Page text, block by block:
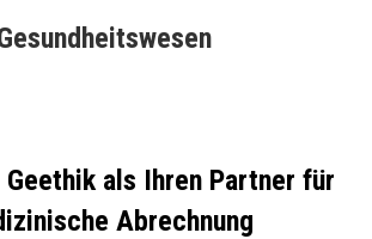
Geethik als Ihren Partner für
Abrechnung